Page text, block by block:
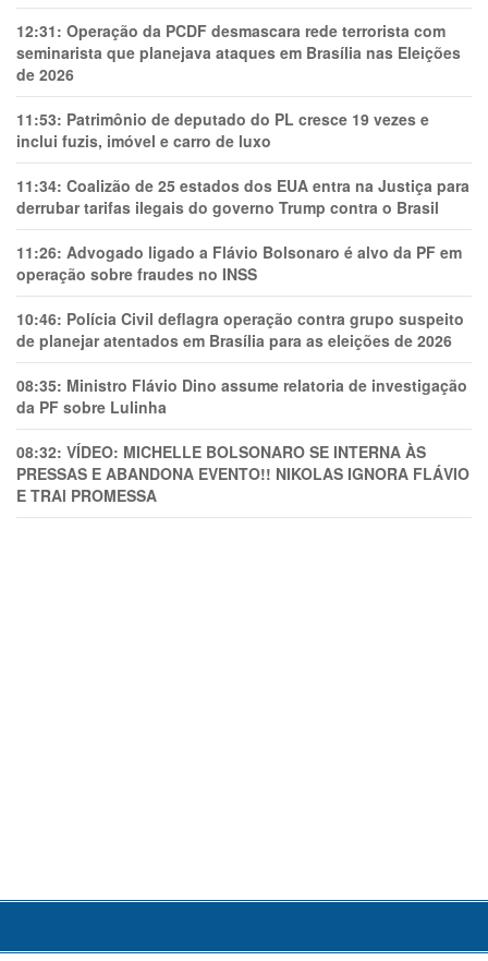
12:31: Operação da PCDF desmascara rede terrorista com
seminarista que planejava ataques em Brasília nas Eleições
de 2026
11:53: Patrimônio de deputado do PL cresce 19 vezes e
inclui fuzis, imóvel e carro de luxo
11:34: Coalizão de 25 estados dos EUA entra na Justiça para
derrubar tarifas ilegais do governo Trump contra o Brasil
11:26: Advogado ligado a Flávio Bolsonaro é alvo da PF em
operação sobre fraudes no INSS
10:46: Polícia Civil deflagra operação contra grupo suspeito
de planejar atentados em Brasília para as eleições de 2026
08:35: Ministro Flávio Dino assume relatoria de investigação
da PF sobre Lulinha
08:32: VÍDEO: MICHELLE BOLSONARO SE INTERNA ÀS
PRESSAS E ABANDONA EVENTO!! NIKOLAS IGNORA FLÁVIO
E TRAl PROMESSA